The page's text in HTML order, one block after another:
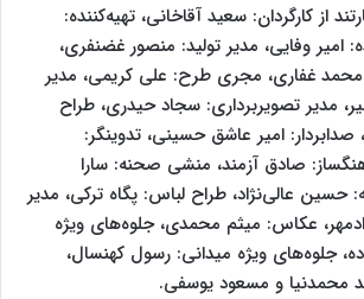
از کارگردان: سعید آقاخانی، تهیه‌کننده:
امیر وفایی، مدیر تولید: منصور غضنفری،
محمد غفاری، مجری طرح: علی کریمی، مدیر
مدیر تصویربرداری: سجاد حیدری، طراح
امیر عاشق حسینی، تدوینگر:
صادق آزمند، منشی صحنه: سارا
حسین عالی‌نژاد، طراح لباس: پگاه ترکی، مدیر
عکاس: میثم محمدی، جلوه‌های ویژه
جلوه‌های ویژه میدانی: رسول کهنسال،
محمدنیا و مسعود یوسفی.